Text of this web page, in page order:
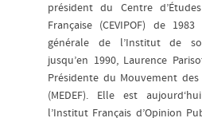
président du Centre
Française (CEVIPOF) de
générale de l’Institut de
jusqu’en 1990, Laurence
Présidente du Mouvement
(MEDEF). Elle est
l’Institut Français d’Opinion